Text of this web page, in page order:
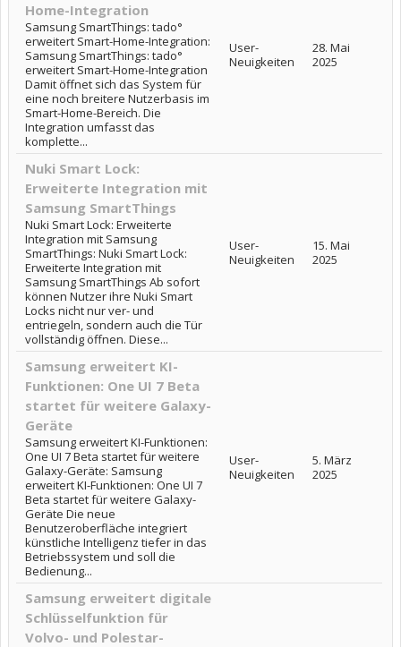
Home-Integration
Samsung SmartThings: tado°
erweitert Smart-Home-Integration:
Samsung SmartThings: tado°
erweitert Smart-Home-Integration
Damit öffnet sich das System für
eine noch breitere Nutzerbasis im
Smart-Home-Bereich. Die
Integration umfasst das
komplette...
User-
Neuigkeiten
28. Mai
2025
Nuki Smart Lock:
Erweiterte Integration mit
Samsung SmartThings
Nuki Smart Lock: Erweiterte
Integration mit Samsung
SmartThings: Nuki Smart Lock:
Erweiterte Integration mit
Samsung SmartThings Ab sofort
können Nutzer ihre Nuki Smart
Locks nicht nur ver- und
entriegeln, sondern auch die Tür
vollständig öffnen. Diese...
User-
Neuigkeiten
15. Mai
2025
Samsung erweitert KI-
Funktionen: One UI 7 Beta
startet für weitere Galaxy-
Geräte
Samsung erweitert KI-Funktionen:
One UI 7 Beta startet für weitere
Galaxy-Geräte: Samsung
erweitert KI-Funktionen: One UI 7
Beta startet für weitere Galaxy-
Geräte Die neue
Benutzeroberfläche integriert
künstliche Intelligenz tiefer in das
Betriebssystem und soll die
Bedienung...
User-
Neuigkeiten
5. März
2025
Samsung erweitert digitale
Schlüsselfunktion für
Volvo- und Polestar-